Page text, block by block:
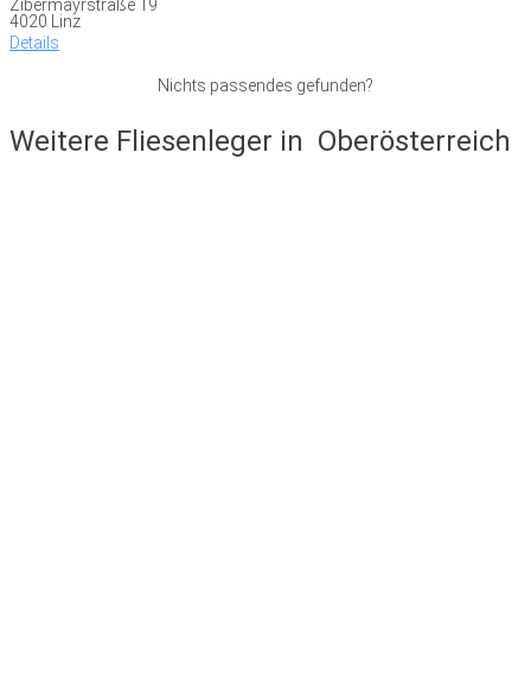
Zibermayrstraße 19
4020 Linz
Details
Nichts passendes gefunden?
Weitere Fliesenleger in Oberösterreich